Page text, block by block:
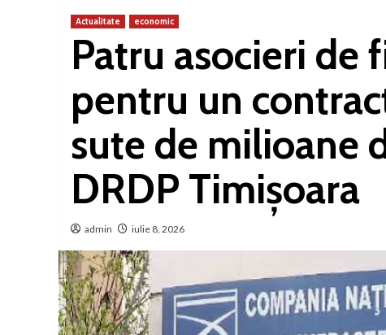
Actualitate economic
Patru asocieri de
pentru un
sute de milioane
DRDP Timișoara
admin iulie 8, 2026